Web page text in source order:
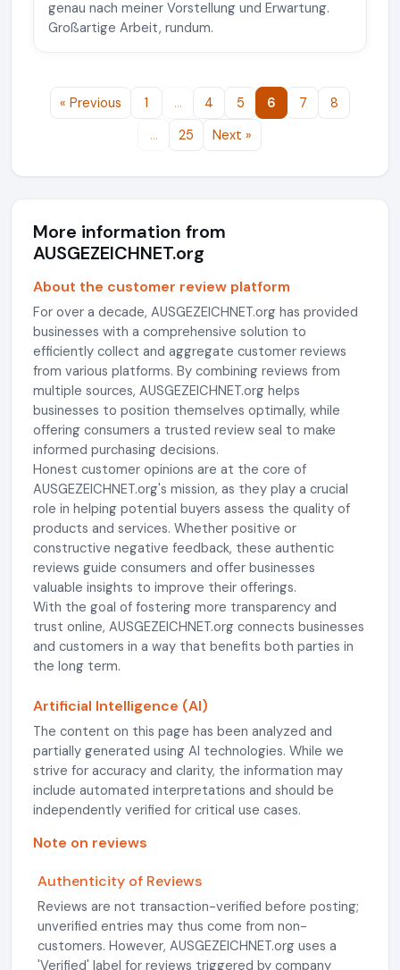
genau nach meiner Vorstellung und Erwartung.
Großartige Arbeit, rundum.
« Previous 1 … 4 5 6 7
8
…
25 Next »
More information from
AUSGEZEICHNET.org
About the customer review platform
For over a decade, AUSGEZEICHNET.org has provided
businesses with a comprehensive solution to
efficiently collect and aggregate customer reviews
from various platforms. By combining reviews from
multiple sources, AUSGEZEICHNET.org helps
businesses to position themselves optimally, while
offering consumers a trusted review seal to make
informed purchasing decisions.
Honest customer opinions are at the core of
AUSGEZEICHNET.org's mission, as they play a crucial
role in helping potential buyers assess the quality of
products and services. Whether positive or
constructive negative feedback, these authentic
reviews guide consumers and offer businesses
valuable insights to improve their offerings.
With the goal of fostering more transparency and
trust online, AUSGEZEICHNET.org connects businesses
and customers in a way that benefits both parties in
the long term.
Artificial Intelligence (AI)
The content on this page has been analyzed and
partially generated using AI technologies. While we
strive for accuracy and clarity, the information may
include automated interpretations and should be
independently verified for critical use cases.
Note on reviews
Authenticity of Reviews
Reviews are not transaction-verified before posting;
unverified entries may thus come from non-
customers. However, AUSGEZEICHNET.org uses a
'Verified' label for reviews triggered by company